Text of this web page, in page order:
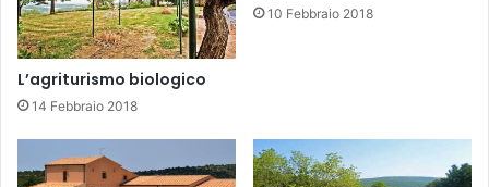
L’agriturismo biologico
14 Febbraio 2018
10 Febbraio 2018